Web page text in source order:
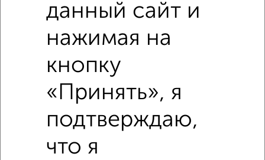
Похожие предложения рядом
2‑комнатные квартиры недалеко от Шлякова 19
данный сайт и
нажимая на
кнопку
«Принять», я
подтверждаю,
что я